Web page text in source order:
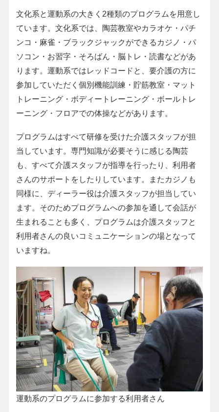
文化系と運動系の大きく2種類のプログラムを用意し
ています。文化系では、陶芸教室やカラオケ・パチ
ンコ・麻雀・ブラックジャックができるカジノ・パ
ソコン・お習字・そろばん・脳トレ・読書などがあ
ります。運動系ではレッドコードと、要介護の方に
参加していただく個別機能訓練・貯筋教室・マット
トレーニング・ボディートレーニング・ボールトレ
ーニング・フロアでの体操などがあります。
プログラムはすべて研修を受けた介護スタッフが担
当しています。専門知識が必要そうに感じる陶芸
も、すべて介護スタッフが指導を行ったり、利用者
さんのサポートをしたりしています。またカジノも
同様に、ディーラー役は介護スタッフが担当してい
ます。そのためプログラムへの参加を通して会話が
生まれることも多く、プログラムは介護スタッフと
利用者さんの良いコミュニケーションの場となって
いますね。
運動系のプログラムに参加する利用者さん